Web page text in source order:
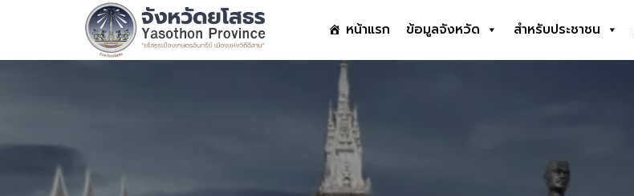
หน้าแรก ข้อมูลจังหวัด สำหรับประชาชน
Search
for: